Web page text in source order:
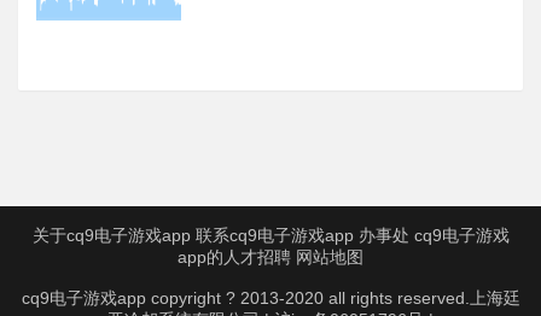
关于cq9电子游戏app 联系cq9电子游戏app 办事处 cq9电子游戏
app的人才招聘 网站地图
cq9电子游戏app copyright ? 2013-2020 all rights reserved.上海廷